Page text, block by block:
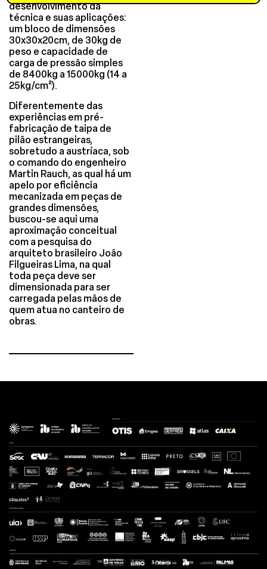
desenvolvimento da
técnica e suas aplicações:
um bloco de dimensões
30x30x20cm, de 30kg de
peso e capacidade de
carga de pressão simples
de 8400kg a 15000kg (14 a
25kg/cm²).
Diferentemente das
experiências em pré-
fabricação de taipa de
pilão estrangeiras,
sobretudo a austríaca, sob
o comando do engenheiro
Martin Rauch, as qual há um
apelo por eficiência
mecanizada em peças de
grandes dimensões,
buscou-se aqui uma
aproximação conceitual
com a pesquisa do
arquiteto brasileiro João
Filgueiras Lima, na qual
toda peça deve ser
dimensionada para ser
carregada pelas mãos de
quem atua no canteiro de
obras.